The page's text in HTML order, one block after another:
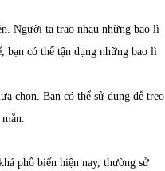
Người ta trao nhau những bao lì
có thể tận dụng những bao lì
chọn. Bạn có thể sử dụng để treo
phổ biến hiện nay, thường sử